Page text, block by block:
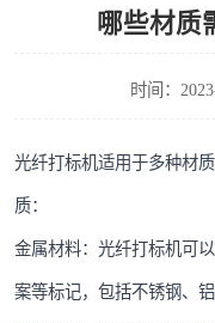
哪些材质
时间：
光纤打标机适用于多种材
质：
金属材料：光纤打标机可
案等标记，包括不锈钢、
光纤激光打标机
CO2激光打标机
大族激光紫外打标机
二氧化碳打标机